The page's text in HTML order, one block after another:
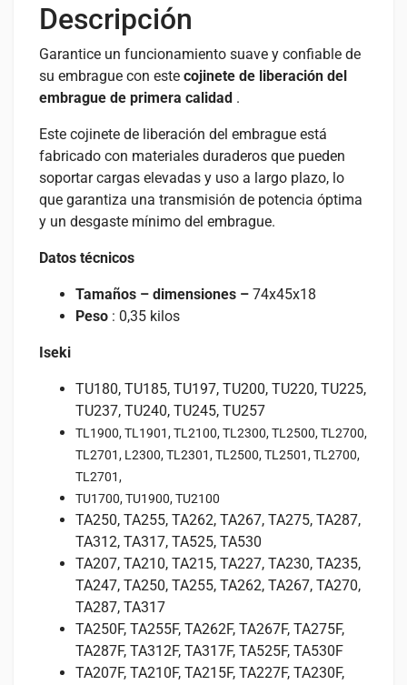
Descripción
Garantice un funcionamiento suave y confiable de
su embrague con este cojinete de liberación del
embrague de primera calidad .
Este cojinete de liberación del embrague está
fabricado con materiales duraderos que pueden
soportar cargas elevadas y uso a largo plazo, lo
que garantiza una transmisión de potencia óptima
y un desgaste mínimo del embrague.
Datos técnicos
Tamaños – dimensiones – 74x45x18
Peso : 0,35 kilos
Iseki
TU180, TU185, TU197, TU200, TU220, TU225,
TU237, TU240, TU245, TU257
TL1900, TL1901, TL2100, TL2300, TL2500, TL2700,
TL2701, L2300, TL2301, TL2500, TL2501, TL2700,
TL2701,
TU1700, TU1900, TU2100
TA250, TA255, TA262, TA267, TA275, TA287,
TA312, TA317, TA525, TA530
TA207, TA210, TA215, TA227, TA230, TA235,
TA247, TA250, TA255, TA262, TA267, TA270,
TA287, TA317
TA250F, TA255F, TA262F, TA267F, TA275F,
TA287F, TA312F, TA317F, TA525F, TA530F
TA207F, TA210F, TA215F, TA227F, TA230F,